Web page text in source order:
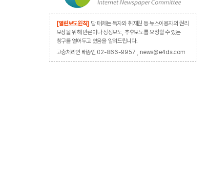
[열린보도원칙] 당 매체는 독자와 취재원 등 뉴스이용자의 권리
보장을 위해 반론이나 정정보도, 추후보도를 요청할 수 있는
창구를 열어두고 있음을 알려드립니다.
고충처리인 배종인 02-866-9957 , news@e4ds.com